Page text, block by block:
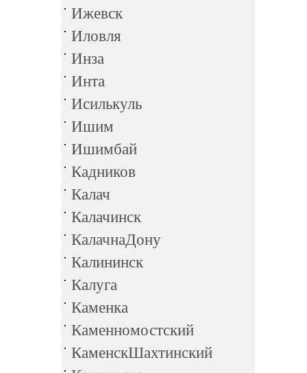
Ижевск
Иловля
Инза
Инта
Исилькуль
Ишим
Ишимбай
Кадников
Калач
Калачинск
КалачнаДону
Калининск
Калуга
Каменка
Каменномостский
КаменскШахтинский